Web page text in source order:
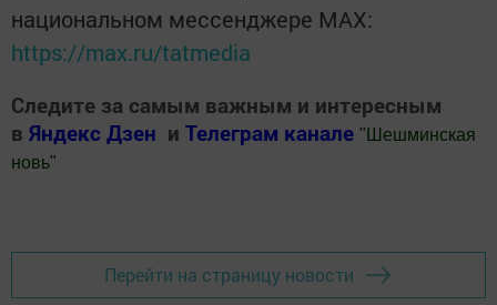
национальном мессенджере MАХ:
https://max.ru/tatmedia
Следите за самым важным и интересным
в Яндекс Дзен и Телеграм канале " Шешминская
новь"
Перейти на страницу новости